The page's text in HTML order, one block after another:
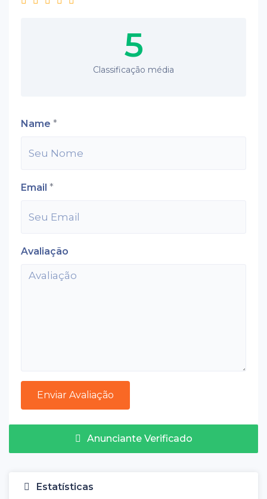
5
Classificação média
Name *
Email *
Avaliação
Anunciante Verificado
Estatísticas